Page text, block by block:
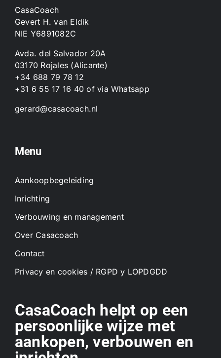
CasaCoach
Gevert H. van Eldik
NIE Y6891082C
Avda. del Salvador 20A
03170 Rojales (Alicante)
+34 688 79 78 12
+31 6 55 17 16 40 ofvia Whatsapp
gerard@casacoach.nl
Menu
Aankoopbegeleiding
Inrichting
Verbouwing en management
Over Casacoach
Contact
Privacy en cookies / RGPD y LOPDGDD
CasaCoach helpt op een
persoonlijke wijze met
aankopen, verbouwen en